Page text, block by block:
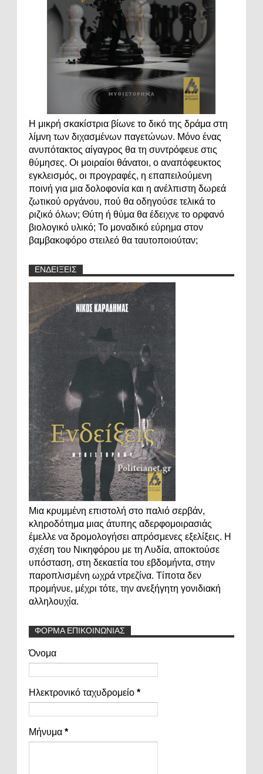
Η μικρή σκακίστρια βίωνε το δικό της δράμα στη
λίμνη των διχασμένων παγετώνων. Μόνο ένας
ανυπότακτος αίγαγρος θα τη συντρόφευε στις
θύμησες. Οι μοιραίοι θάνατοι, ο αναπόφευκτος
εγκλεισμός, οι προγραφές, η επαπειλούμενη
ποινή για μια δολοφονία και η ανέλπιστη δωρεά
ζωτικού οργάνου, πού θα οδηγούσε τελικά το
ριζικό όλων; Θύτη ή θύμα θα έδειχνε το ορφανό
βιολογικό υλικό; Το μοναδικό εύρημα στον
βαμβακοφόρο στειλεό θα ταυτοποιούταν;
ΕΝΔΕΙΞΕΙΣ
Μια κρυμμένη επιστολή στο παλιό σερβάν,
κληροδότημα μιας άτυπης αδερφομοιρασιάς
έμελλε να δρομολογήσει απρόσμενες εξελίξεις. Η
σχέση του Νικηφόρου με τη Λυδία, αποκτούσε
υπόσταση, στη δεκαετία του εβδομήντα, στην
παροπλισμένη ωχρά ντρεζίνα. Τίποτα δεν
προμήνυε, μέχρι τότε, την ανεξήγητη γονιδιακή
αλληλουχία.
ΦΟΡΜΑ ΕΠΙΚΟΙΝΩΝΙΑΣ
Όνομα
Ηλεκτρονικό ταχυδρομείο *
Μήνυμα *